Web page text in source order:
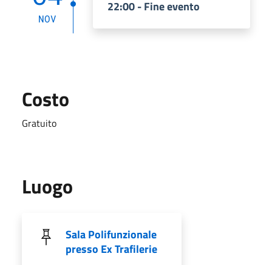
NOV
22:00 - Fine evento
Costo
Gratuito
Luogo
Sala Polifunzionale
presso Ex Trafilerie